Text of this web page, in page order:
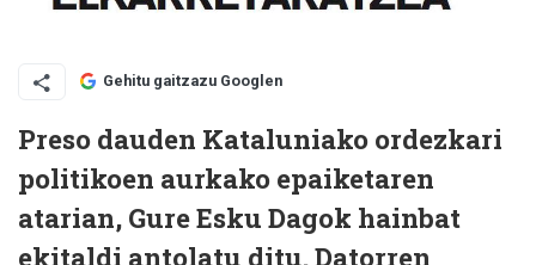
Gehitu gaitzazu Googlen
Preso dauden Kataluniako ordezkari
politikoen aurkako epaiketaren
atarian, Gure Esku Dagok hainbat
ekitaldi antolatu ditu. Datorren